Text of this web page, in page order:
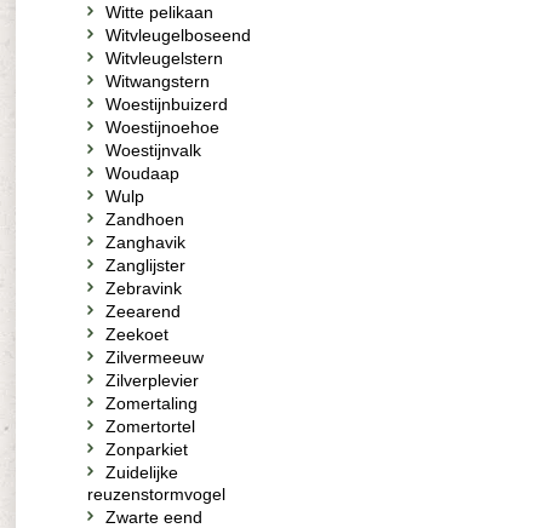
Witte pelikaan
Witvleugelboseend
Witvleugelstern
Witwangstern
Woestijnbuizerd
Woestijnoehoe
Woestijnvalk
Woudaap
Wulp
Zandhoen
Zanghavik
Zanglijster
Zebravink
Zeearend
Zeekoet
Zilvermeeuw
Zilverplevier
Zomertaling
Zomertortel
Zonparkiet
Zuidelijke
reuzenstormvogel
Zwarte eend